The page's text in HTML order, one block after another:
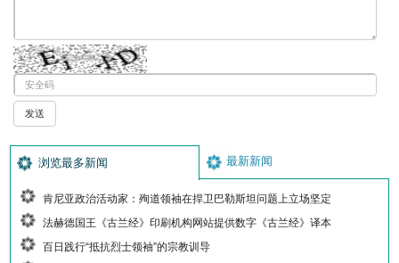
浏览最多新闻 最新新闻
肯尼亚政治活动家：殉道领袖在捍卫巴勒斯坦问题上立场坚定
法赫德国王《古兰经》印刷机构网站提供数字《古兰经》译本
百日践行“抵抗烈士领袖”的宗教训导